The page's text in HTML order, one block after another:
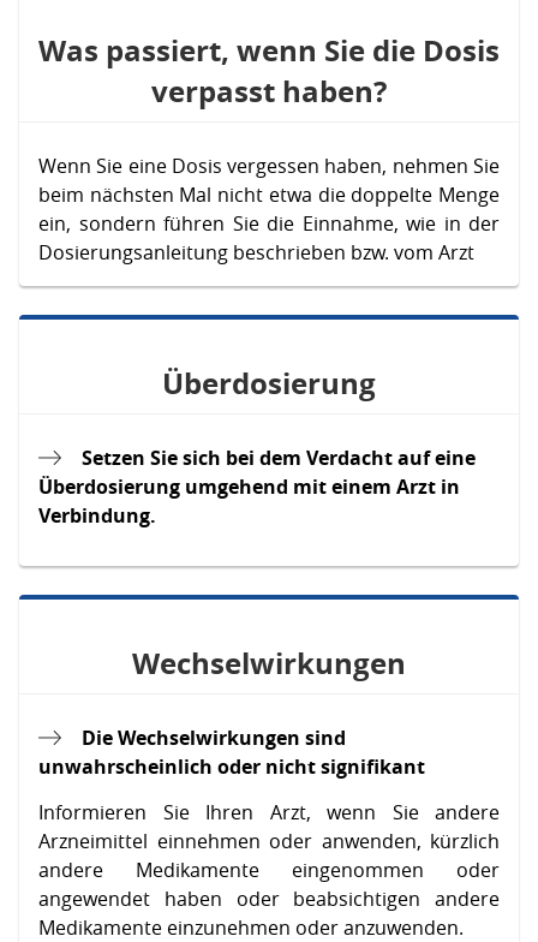
Was passiert, wenn Sie die Dosis
verpasst haben?
Wenn Sie eine Dosis vergessen haben, nehmen Sie
beim nächsten Mal nicht etwa die doppelte Menge
ein, sondern führen Sie die Einnahme, wie in der
Dosierungsanleitung beschrieben bzw. vom Arzt
Überdosierung
Setzen Sie sich bei dem Verdacht auf eine
Überdosierung umgehend mit einem Arzt in
Verbindung.
Wechselwirkungen
Die Wechselwirkungen sind
unwahrscheinlich oder nicht signifikant
Informieren Sie Ihren Arzt, wenn Sie andere
Arzneimittel einnehmen oder anwenden, kürzlich
andere Medikamente eingenommen oder
angewendet haben oder beabsichtigen andere
Medikamente einzunehmen oder anzuwenden.